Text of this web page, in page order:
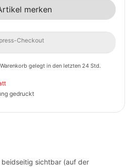
merken
Checkout
gelegt in den letzten 24 Std.
gedruckt
sichtbar (auf der